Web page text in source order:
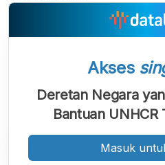
Akses
Deretan Negara
Bantuan
Masuk